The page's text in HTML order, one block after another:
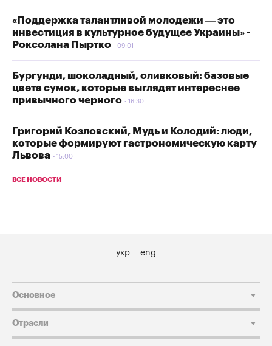
«Поддержка талантливой молодежи — это
инвестиция в культурное будущее Украины» -
Роксолана Пыртко
09:01
Бургунди, шоколадный, оливковый: базовые
цвета сумок, которые выглядят интереснее
привычного черного
16:30
Григорий Козловский, Мудь и Колодий: люди,
которые формируют гастрономическую карту
Львова
15:00
ВСЕ НОВОСТИ
укр eng
Основное
Отрасли